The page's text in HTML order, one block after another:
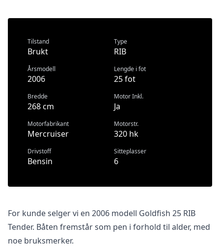
Tilstand
Brukt
Type
RIB
Årsmodell
2006
Lengde i fot
25 fot
Bredde
268 cm
Motor Inkl.
Ja
Motorfabrikant
Mercruiser
Motorstr.
320 hk
Drivstoff
Bensin
Sitteplasser
6
For kunde selger vi en 2006 modell Goldfish 25 RIB
Tender. Båten fremstår som pen i forhold til alder, med
noe bruksmerker.